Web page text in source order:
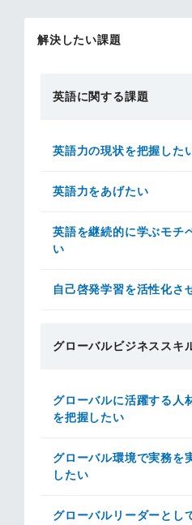
解決したい課題
英語に関する課題
英語力の現状を把握した
英語力をあげたい
英語を継続的に学ぶモチ
い
自己啓発学習を活性化さ
グローバルビジネススキ
グローバルに活躍する人
を把握したい
グローバル環境で実務を
したい
グローバルリーダーとし